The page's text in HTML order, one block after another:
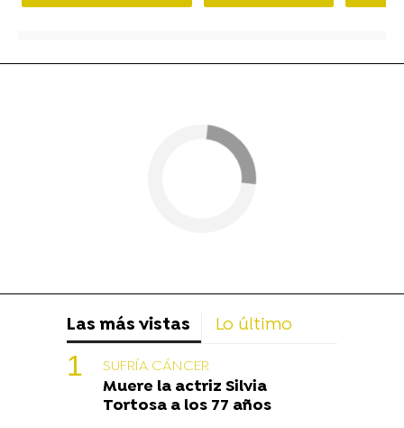
Las más vistas Lo último
SUFRÍA CÁNCER
Muere la actriz Silvia
Tortosa a los 77 años